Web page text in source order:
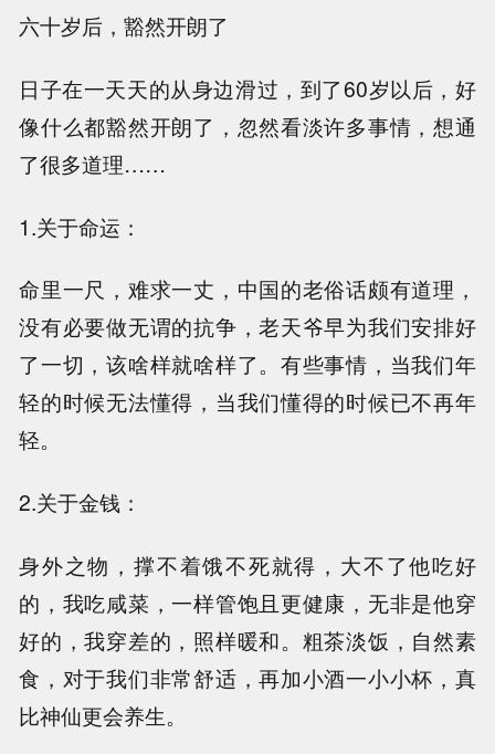
六十岁后，豁然开朗了
日子在一天天的从身边滑过，到了60岁以后，好
像什么都豁然开朗了，忽然看淡许多事情，想通
了很多道理……
1.关于命运：
命里一尺，难求一丈，中国的老俗话颇有道理，
没有必要做无谓的抗争，老天爷早为我们安排好
了一切，该啥样就啥样了。有些事情，当我们年
轻的时候无法懂得，当我们懂得的时候已不再年
轻。
2.关于金钱：
身外之物，撑不着饿不死就得，大不了他吃好
的，我吃咸菜，一样管饱且更健康，无非是他穿
好的，我穿差的，照样暖和。粗茶淡饭，自然素
食，对于我们非常舒适，再加小酒一小小杯，真
比神仙更会养生。